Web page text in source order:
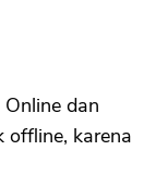
dan
offline, karena